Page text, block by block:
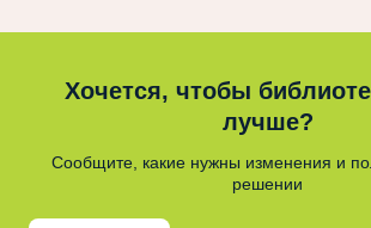
Хочется, чтобы
лучше?
Сообщите, какие нужны изменения и
решении